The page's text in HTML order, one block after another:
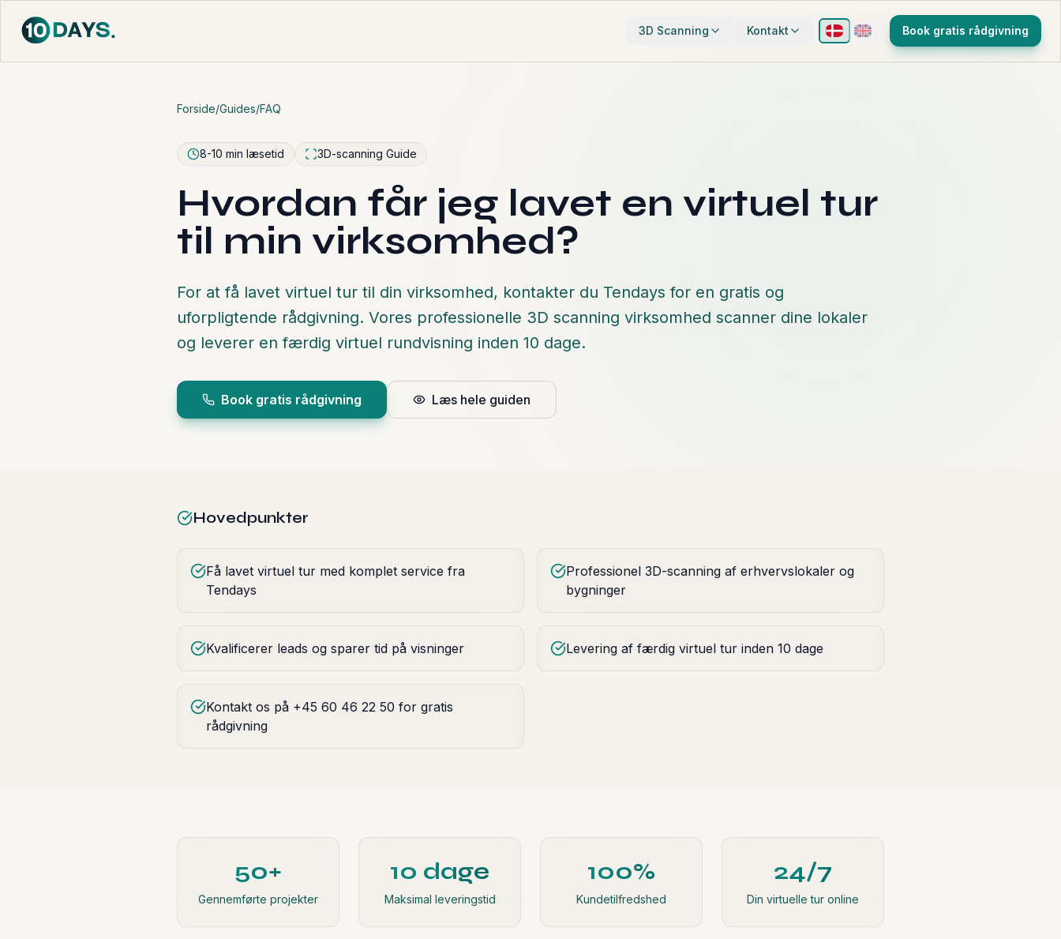
3D Scanning Kontakt Book gratis rådgivning
Forside/Guides/FAQ
8-10 min læsetid 3D-scanning Guide
Hvordan får jeg lavet en virtuel tur
til min virksomhed?
For at få lavet virtuel tur til din virksomhed, kontakter du Tendays for en gratis og
uforpligtende rådgivning. Vores professionelle 3D scanning virksomhed scanner dine lokaler
og leverer en færdig virtuel rundvisning inden 10 dage.
Book gratis rådgivning Læs hele guiden
Hovedpunkter
Få lavet virtuel tur med komplet service fra
Tendays
Professionel 3D-scanning af erhvervslokaler og
bygninger
Kvalificerer leads og sparer tid på visninger Levering af færdig virtuel tur inden 10 dage
Kontakt os på +45 60 46 22 50 for gratis
rådgivning
50+
Gennemførte projekter
10 dage
Maksimal leveringstid
100%
Kundetilfredshed
24/7
Din virtuelle tur online